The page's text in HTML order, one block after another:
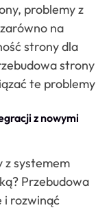
problemy z
na
strony dla
strony
te problemy
z nowymi
z systemem
Przebudowa
i rozwinąć